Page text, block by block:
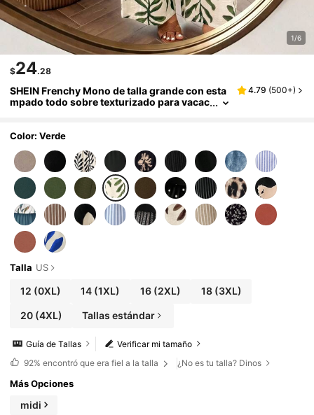
1/6
$24.28
SHEIN Frenchy Mono de talla grande con esta
mpado todo sobre texturizado para vacac
4.79 (500+)
Color: Verde
Talla US
12 (0XL) 14 (1XL) 16(2XL) 18(3XL)
20(4XL) Tallas estándar
Verificar mi tamaño
Guía de Tallas
92% encontró que era fiel a la talla ¿No es tu talla? Dinos
Más Opciones
midi